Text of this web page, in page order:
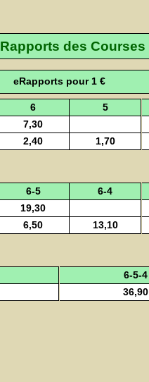
Rapports des Courses
eRapports pour 1 €
6 5
7,30
2,40 1,70
6-5 6-4
19,30
6,50 13,10
6-5-4
36,90